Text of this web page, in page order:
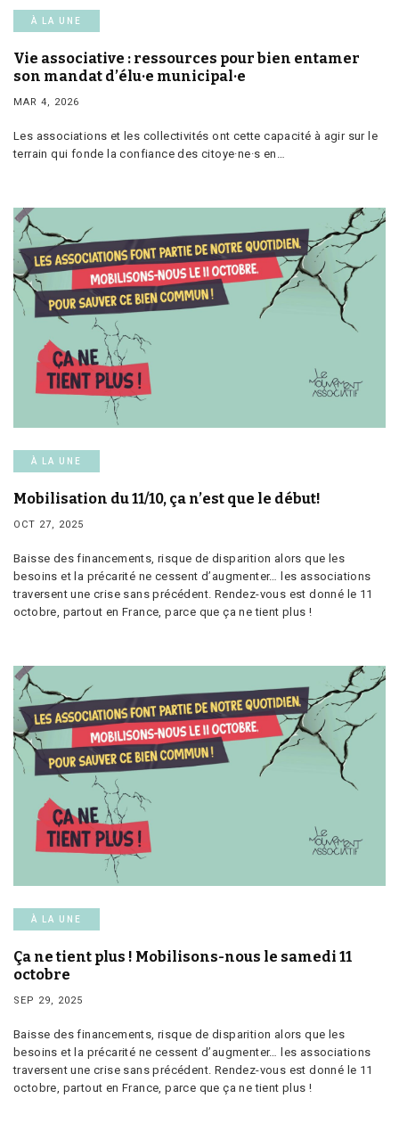
À LA UNE
Vie associative : ressources pour bien entamer
son mandat d’élu·e municipal·e
MAR 4, 2026
Les associations et les collectivités ont cette capacité à agir sur le
terrain qui fonde la confiance des citoye·ne·s en…
À LA UNE
Mobilisation du 11/10, ça n’est que le début!
OCT 27, 2025
Baisse des financements, risque de disparition alors que les
besoins et la précarité ne cessent d’augmenter… les associations
traversent une crise sans précédent. Rendez-vous est donné le 11
octobre, partout en France, parce que ça ne tient plus !
À LA UNE
Ça ne tient plus ! Mobilisons-nous le samedi 11
octobre
SEP 29, 2025
Baisse des financements, risque de disparition alors que les
besoins et la précarité ne cessent d’augmenter… les associations
traversent une crise sans précédent. Rendez-vous est donné le 11
octobre, partout en France, parce que ça ne tient plus !